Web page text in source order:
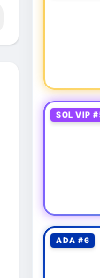
SOL VIP
ADA #6